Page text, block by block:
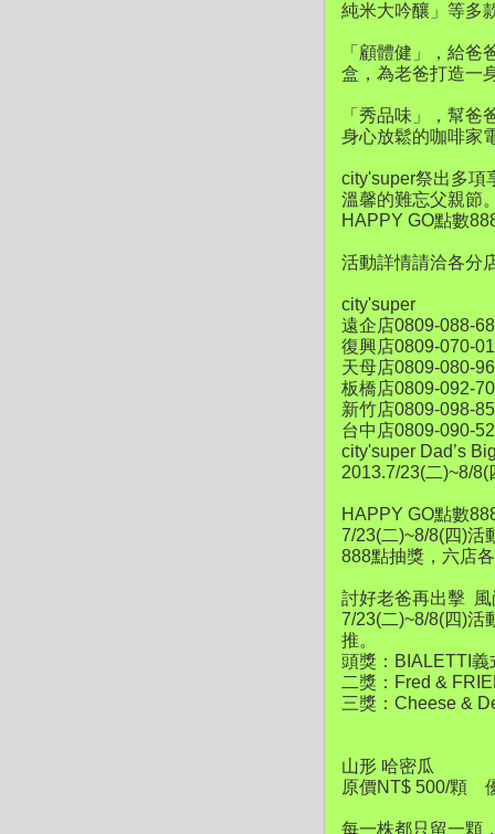
純米大吟釀」等多
「顧體健」，給
盒，為老爸打造一
「秀品味」，幫
身心放鬆的咖啡家
city'super祭出多項
溫馨的難忘父親節
HAPPY GO點數
活動詳情請洽各分
city'super
遠企店0809-088-
復興店0809-070-
天母店0809-080-
板橋店0809-092-
新竹店0809-098-
台中店0809-090-
city'super Dad’s
2013.7/23(二)~8/8(
HAPPY GO點數
7/23(二)~8/8(四)活
888點抽獎，六店
討好老爸再出擊
7/23(二)~8/8(四)活
推。
頭獎：BIALETTI
二獎：Fred &
三獎：Cheese &
山形 哈密瓜
原價NT$ 500/顆
每一株都只留一顆